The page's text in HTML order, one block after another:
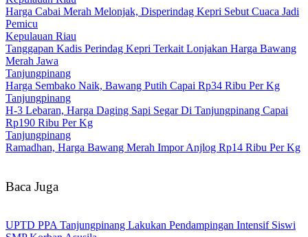
Harga Cabai Merah Melonjak, Disperindag Kepri Sebut Cuaca Jadi
Pemicu
Kepulauan Riau
Tanggapan Kadis Perindag Kepri Terkait Lonjakan Harga Bawang
Merah Jawa
Tanjungpinang
Harga Sembako Naik, Bawang Putih Capai Rp34 Ribu Per Kg
Tanjungpinang
H-3 Lebaran, Harga Daging Sapi Segar Di Tanjungpinang Capai
Rp190 Ribu Per Kg
Tanjungpinang
Ramadhan, Harga Bawang Merah Impor Anjlog Rp14 Ribu Per Kg
Baca Juga
UPTD PPA Tanjungpinang Lakukan Pendampingan Intensif Siswi